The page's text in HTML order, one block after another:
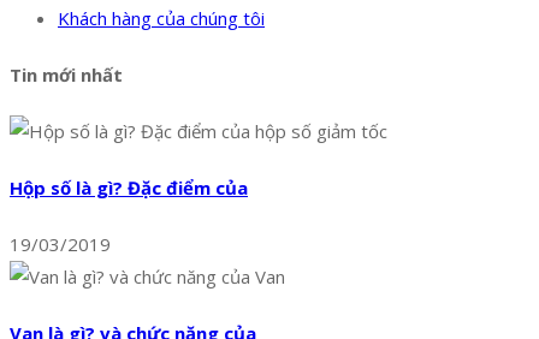
Khách hàng của chúng tôi
Tin mới nhất
Hộp số là gì? Đặc điểm của
19/03/2019
Van là gì? và chức năng của